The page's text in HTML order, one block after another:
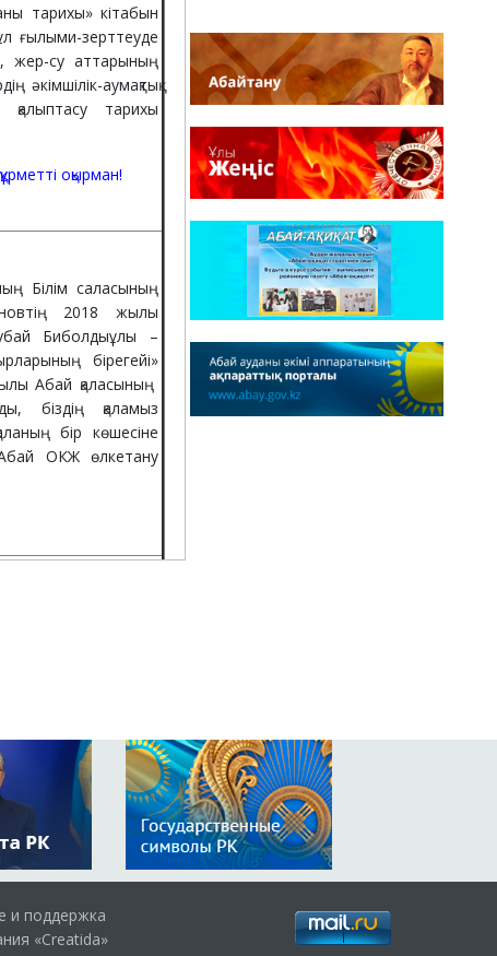
тарихы» кітабын
ғылыми-зерттеуде
жер-су аттарының
әкімшілік-аумақтық
тарихы
оқырман!
Білім саласының
2018 жылы
Биболдыұлы –
бірегейі»
Абай қаласының
біздің қаламыз
бір көшесіне
ОКЖ өлкетану
кезінде Таймас
Абай ауданы
жылы кесене қайта
енген. Кітап Абай
и поддержка
«Creatida»